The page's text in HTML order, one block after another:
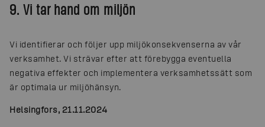
9. Vi tar hand om miljön
Vi identifierar och följer upp miljökonsekvenserna av vår
verksamhet. Vi strävar efter att förebygga eventuella
negativa effekter och implementera verksamhetssätt som
är optimala ur miljöhänsyn.
Helsingfors, 21.11.2024